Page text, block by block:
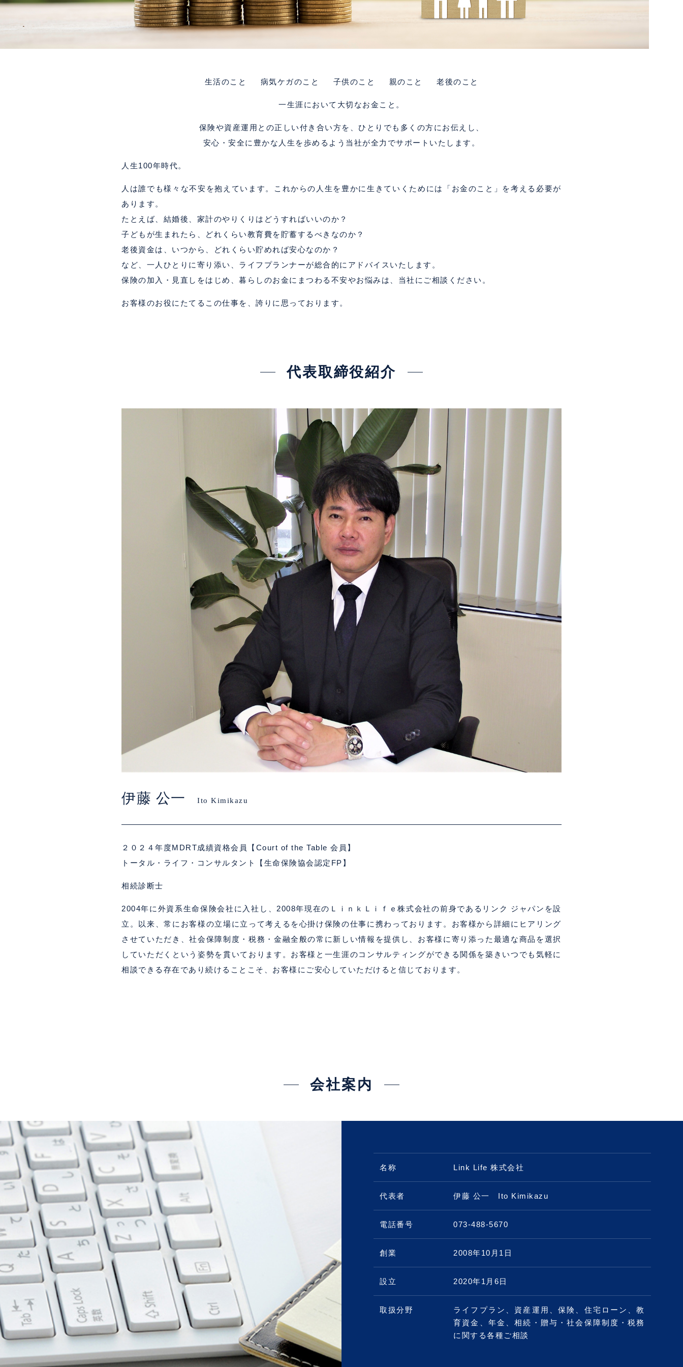
生活のこと 病気ケガのこと 子供のこと 親のこと 老後のこと
一生涯において大切なお金こと。
保険や資産運用との正しい付き合い方を、ひとりでも多くの方にお伝えし、
安心・安全に豊かな人生を歩めるよう当社が全力でサポートいたします。
人生100年時代。
人は誰でも様々な不安を抱えています。これからの人生を豊かに生きていくためには「お金のこと」を考える必要が
あります。
たとえば、結婚後、家計のやりくりはどうすればいいのか？
子どもが生まれたら、どれくらい教育費を貯蓄するべきなのか？
老後資金は、いつから、どれくらい貯めれば安心なのか？
など、一人ひとりに寄り添い、ライフプランナーが総合的にアドバイスいたします。
保険の加入・見直しをはじめ、暮らしのお金にまつわる不安やお悩みは、当社にご相談ください。
お客様のお役にたてるこの仕事を、誇りに思っております。
代表取締役紹介
伊藤 公一 Ito Kimikazu
２０２４年度MDRT成績資格会員【Court of the Table 会員】
トータル・ライフ・コンサルタント【生命保険協会認定FP】
相続診断士
2004年に外資系生命保険会社に入社し、2008年現在のＬｉｎｋＬｉｆｅ株式会社の前身であるリンク ジャパンを設
立。以来、常にお客様の立場に立って考えるを心掛け保険の仕事に携わっております。お客様から詳細にヒアリング
させていただき、社会保障制度・税務・金融全般の常に新しい情報を提供し、お客様に寄り添った最適な商品を選択
していただくという姿勢を貫いております。お客様と一生涯のコンサルティングができる関係を築きいつでも気軽に
相談できる存在であり続けることこそ、お客様にご安心していただけると信じております。
会社案内
名称 Link Life 株式会社
代表者 伊藤 公一 Ito Kimikazu
電話番号 073-488-5670
創業 2008年10月1日
設立 2020年1月6日
取扱分野
ライフプラン、資産運用、保険、住宅ローン、教
育資金、年金、相続・贈与・社会保障制度・税務
に関する各種ご相談